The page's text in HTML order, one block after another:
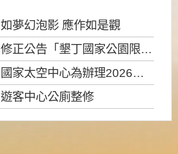
如夢幻泡影 應作如是觀
修正公告「墾丁國家公園限制水域遊憩活動之種類、範圍、時間及行為」，自即日生效。
國家太空中心為辦理2026台灣盃火箭競賽，陸、海、空域警戒及協調相關事宜，因颱風備案事宜
遊客中心公廁整修